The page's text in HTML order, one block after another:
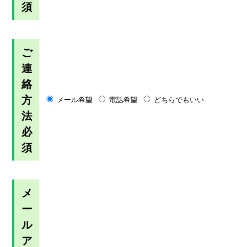
須
ご
連
絡
方
法
必
須
メール希望 電話希望 どちらでもいい
メ
ー
ル
ア